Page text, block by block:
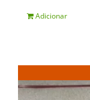
Adicionar